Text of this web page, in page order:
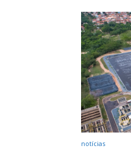
notícias